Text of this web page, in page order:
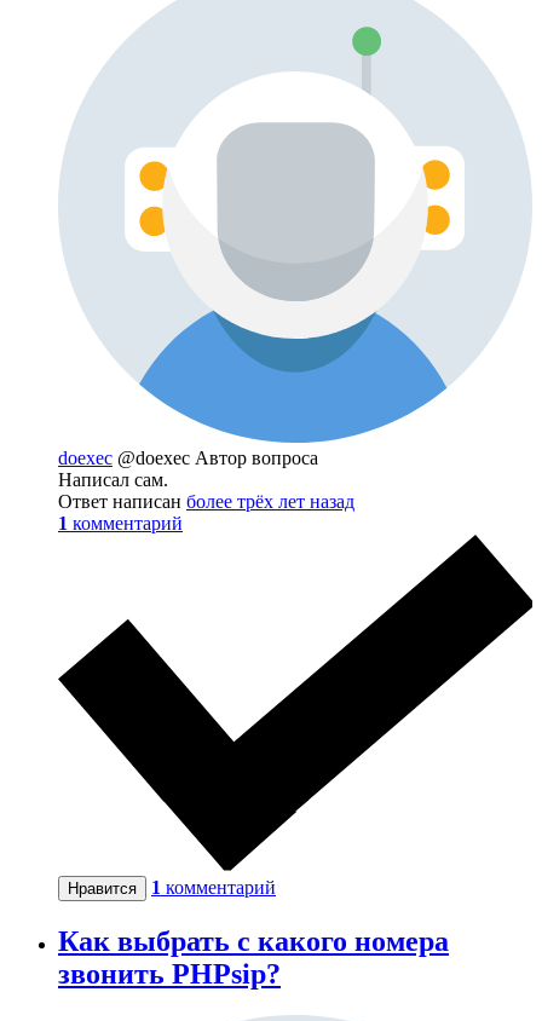
doexec @doexec Автор вопроса
Написал сам.
Ответ написан более трёх лет назад
1 комментарий
Нравится 1 комментарий
Как выбрать с какого номера
звонить PHPsip?